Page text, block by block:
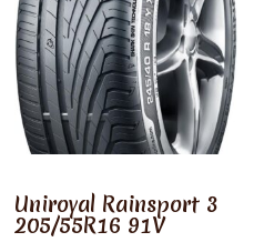
Uniroyal Rainsport 3
205/55R16 91V